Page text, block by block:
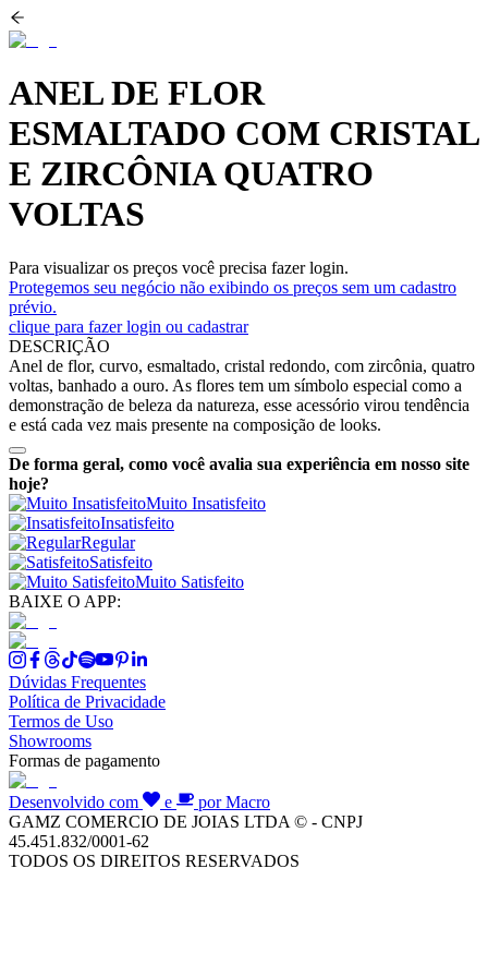
ANEL DE FLOR
ESMALTADO COM CRISTAL
E ZIRCÔNIA QUATRO
VOLTAS
Para visualizar os preços você precisa fazer login.
Protegemos seu negócio não exibindo os preços sem um cadastro
prévio.
clique para fazer login ou cadastrar
DESCRIÇÃO
Anel de flor, curvo, esmaltado, cristal redondo, com zircônia, quatro
voltas, banhado a ouro. As flores tem um símbolo especial como a
demonstração de beleza da natureza, esse acessório virou tendência
e está cada vez mais presente na composição de looks.
De forma geral, como você avalia sua experiência em nosso site
hoje?
Muito Insatisfeito
Insatisfeito
Regular
Satisfeito
Muito Satisfeito
BAIXE O APP:
Dúvidas Frequentes
Política de Privacidade
Termos de Uso
Showrooms
Formas de pagamento
Desenvolvido com e
por Macro
GAMZ COMERCIO DE JOIAS LTDA © - CNPJ
45.451.832/0001-62
TODOS OS DIREITOS RESERVADOS